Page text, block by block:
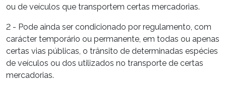
ou de veículos que transportem certas mercadorias.
2 - Pode ainda ser condicionado por regulamento, com
carácter temporário ou permanente, em todas ou apenas
certas vias públicas, o trânsito de determinadas espécies
de veículos ou dos utilizados no transporte de certas
mercadorias.